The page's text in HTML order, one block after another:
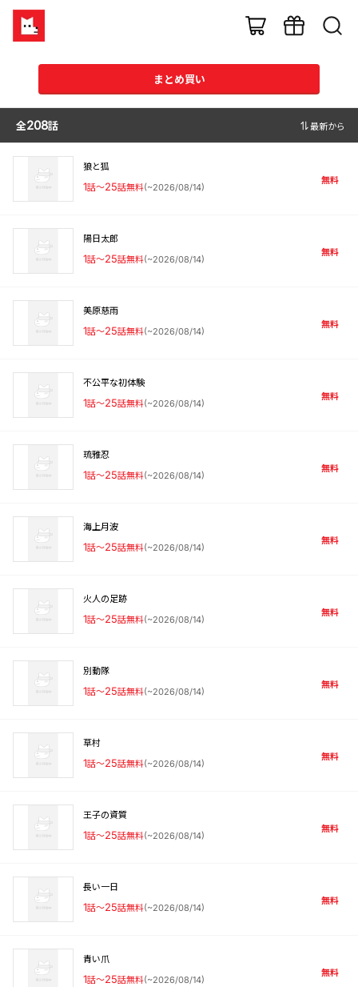
まとめ買い
全208話 最新から
狼と狐
1話〜25話無料(~2026/08/14)
無料
陽日太郎
1話〜25話無料(~2026/08/14)
無料
美原慈雨
1話〜25話無料(~2026/08/14)
無料
不公平な初体験
1話〜25話無料(~2026/08/14)
無料
琉雅忍
1話〜25話無料(~2026/08/14)
無料
海上月波
1話〜25話無料(~2026/08/14)
無料
火人の足跡
1話〜25話無料(~2026/08/14)
無料
別動隊
1話〜25話無料(~2026/08/14)
無料
草村
1話〜25話無料(~2026/08/14)
無料
王子の資質
1話〜25話無料(~2026/08/14)
無料
長い一日
1話〜25話無料(~2026/08/14)
無料
青い爪
1話〜25話無料(~2026/08/14)
無料